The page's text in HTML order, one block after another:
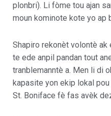
plonbri). Li fòme tou ajan
moun kominote kote yo ap
Shapiro rekonèt volontè
te ede anpil pandan tout
tranblemanntè a. Men li di
kapasite yon ekip lokal
St. Boniface fè fas avèk